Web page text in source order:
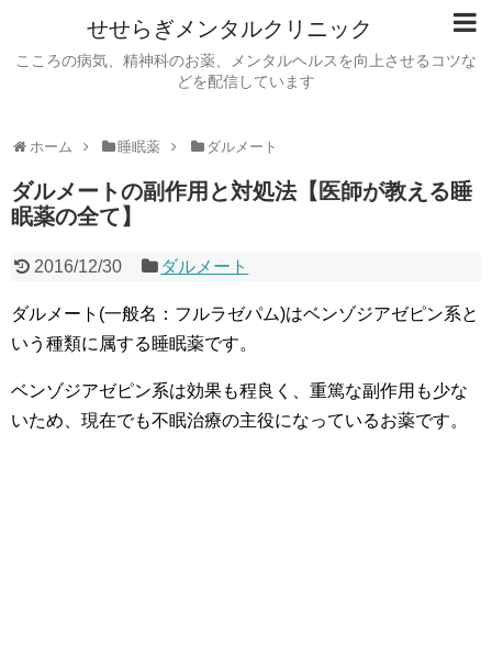
せせらぎメンタルクリニック
こころの病気、精神科のお薬、メンタルヘルスを向上させるコツな
どを配信しています
ホーム 睡眠薬 ダルメート
ダルメートの副作用と対処法【医師が教える睡
眠薬の全て】
2016/12/30 ダルメート
ダルメート(一般名：フルラゼパム)はベンゾジアゼピン系と
いう種類に属する睡眠薬です。
ベンゾジアゼピン系は効果も程良く、重篤な副作用も少な
いため、現在でも不眠治療の主役になっているお薬です。